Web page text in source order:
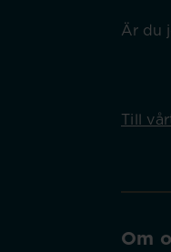
Är du
Till
Om